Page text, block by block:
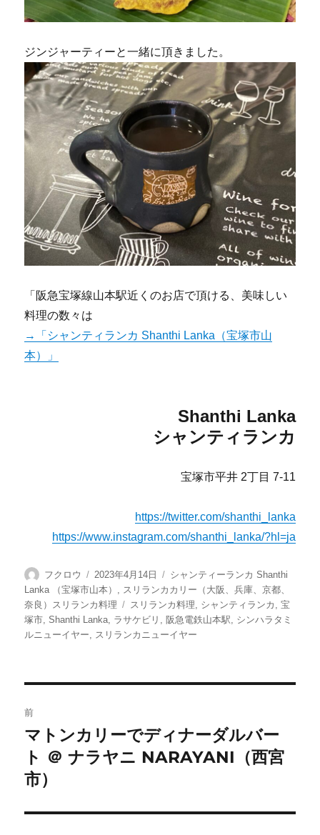
ジンジャーティーと一緒に頂きました。
「阪急宝塚線山本駅近くのお店で頂ける、美味しい
料理の数々は
→「シャンティランカ Shanthi Lanka（宝塚市山
本）」
Shanthi Lanka
シャンティランカ
宝塚市平井 2丁目 7-11
https://twitter.com/shanthi_lanka
https://www.instagram.com/shanthi_lanka/?hl=ja
投
稿
者
フクロウ
投
稿
日:
2023年4月14日
カ
テ
ゴ
リ
ー
シャンティーランカ Shanthi
Lanka （宝塚市山本）
スリランカカリー（大阪、兵庫、京都、
奈良）スリランカ料理
タ
グ
スリランカ料理 シャンティランカ ,宝
塚市 ,Shanthi Lanka ラサケビリ 阪急電鉄山本駅
シンハラタミ
ルニューイヤー
スリランカニューイヤー
稿
ナ
ビ
ゲ
前
前
の
投
マトンカリーでディナーダルバー
ト ＠ ナラヤニ NARAYANI（西宮
市）